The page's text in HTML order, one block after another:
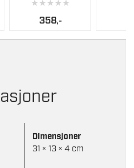
★★★★★
358,-
velges
Dimensjoner
31 × 13 × 4 cm